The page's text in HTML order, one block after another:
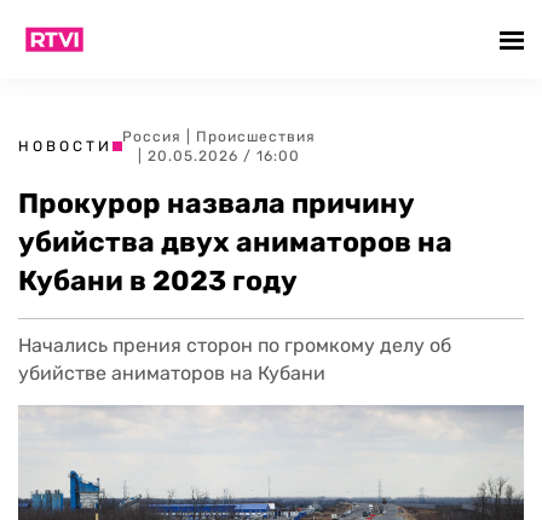
НОВОСТИ
Россия
Происшествия
| 20.05.2026 / 16:00
Прокурор назвала причину
убийства двух аниматоров на
Кубани в 2023 году
Начались прения сторон по громкому делу об
убийстве аниматоров на Кубани